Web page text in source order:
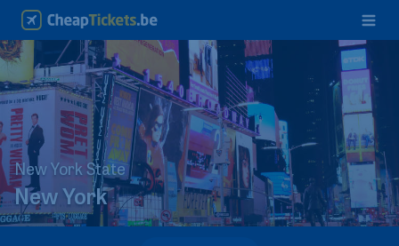
New York State
New York